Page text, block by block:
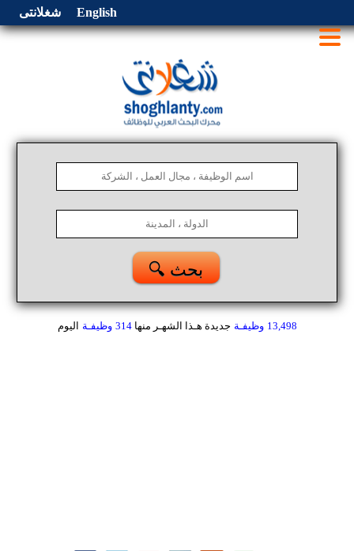
شغلانتى English
🔍 بحث
13,498 وظيفـة جديدة هـذا الشهـر منها314 وظيفـة اليوم